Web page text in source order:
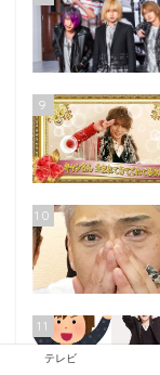
9
10
11
テレビ